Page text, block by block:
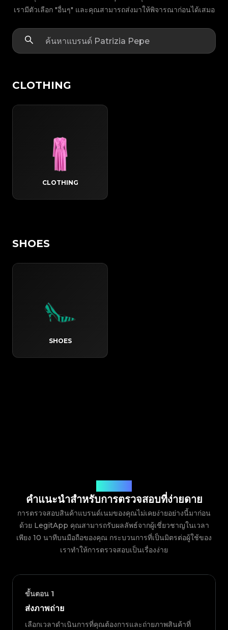
เรามีตัวเลือก "อื่นๆ" และคุณสามารถส่งมาให้พิจารณาก่อนได้เสมอ
CLOTHING
CLOTHING
SHOES
SHOES
คำแนะนำสำหรับการตรวจสอบที่ง่ายดาย
การตรวจสอบสินค้าแบรนด์เนมของคุณไม่เคยง่ายอย่างนี้มาก่อน
ด้วย LegitApp คุณสามารถรับผลลัพธ์จากผู้เชี่ยวชาญในเวลา
เพียง 10 นาทีบนมือถือของคุณ กระบวนการที่เป็นมิตรต่อผู้ใช้ของ
เราทำให้การตรวจสอบเป็นเรื่องง่าย
ขั้นตอน 1
ส่งภาพถ่าย
เลือกเวลาดำเนินการที่คุณต้องการและถ่ายภาพสินค้าที่